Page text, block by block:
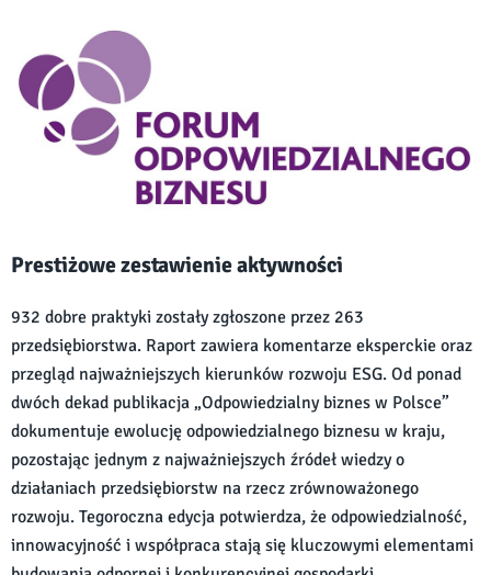
Prestiżowe zestawienie aktywności
932 dobre praktyki zostały zgłoszone przez 263
przedsiębiorstwa. Raport zawiera komentarze eksperckie oraz
przegląd najważniejszych kierunków rozwoju ESG. Od ponad
dwóch dekad publikacja „Odpowiedzialny biznes w Polsce”
dokumentuje ewolucję odpowiedzialnego biznesu w kraju,
pozostając jednym z najważniejszych źródeł wiedzy o
działaniach przedsiębiorstw na rzecz zrównoważonego
rozwoju. Tegoroczna edycja potwierdza, że odpowiedzialność,
innowacyjność i współpraca stają się kluczowymi elementami